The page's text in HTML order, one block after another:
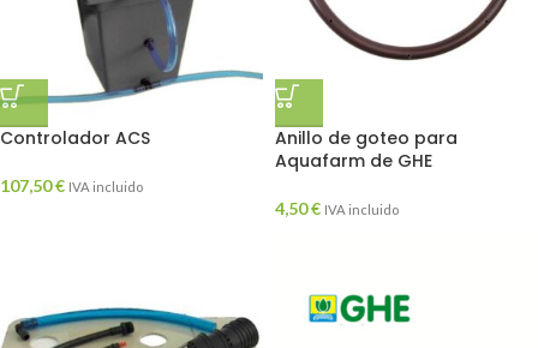
Controlador ACS
107,50€ IVA incluido
Anillo de goteo para
Aquafarm de GHE
4,50€ IVA incluido